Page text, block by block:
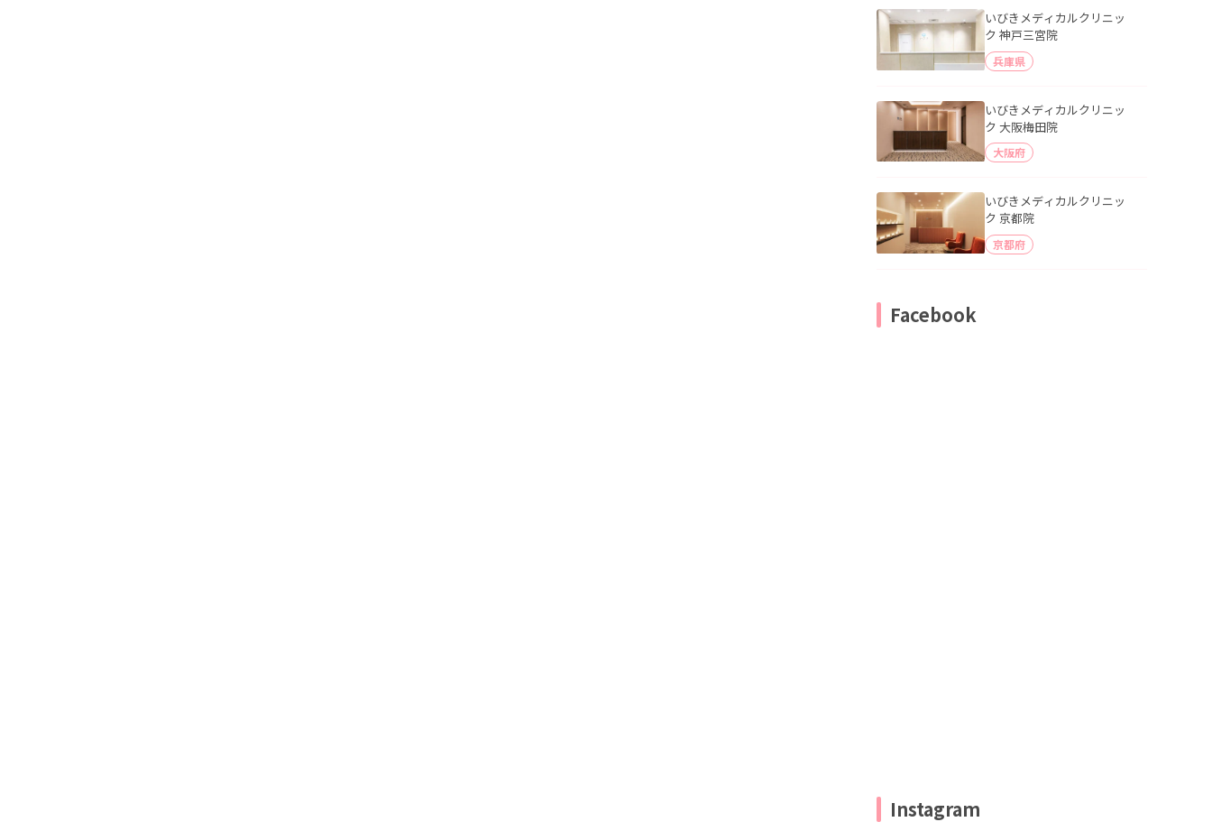
いびきメディカルクリニッ
ク 神戸三宮院
兵庫県
いびきメディカルクリニッ
ク 大阪梅田院
大阪府
いびきメディカルクリニッ
ク 京都院
京都府
Facebook
Instagram